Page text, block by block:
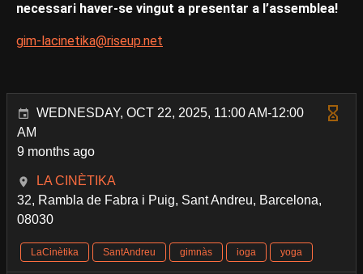
necessari haver-se vingut a presentar a l’assemblea!
gim-lacinetika@riseup.net
WEDNESDAY, OCT 22, 2025, 11:00 AM-12:00
AM
9 months ago
LA CINÈTIKA
32, Rambla de Fabra i Puig, Sant Andreu, Barcelona,
08030
LaCinètika SantAndreu gimnàs ioga yoga